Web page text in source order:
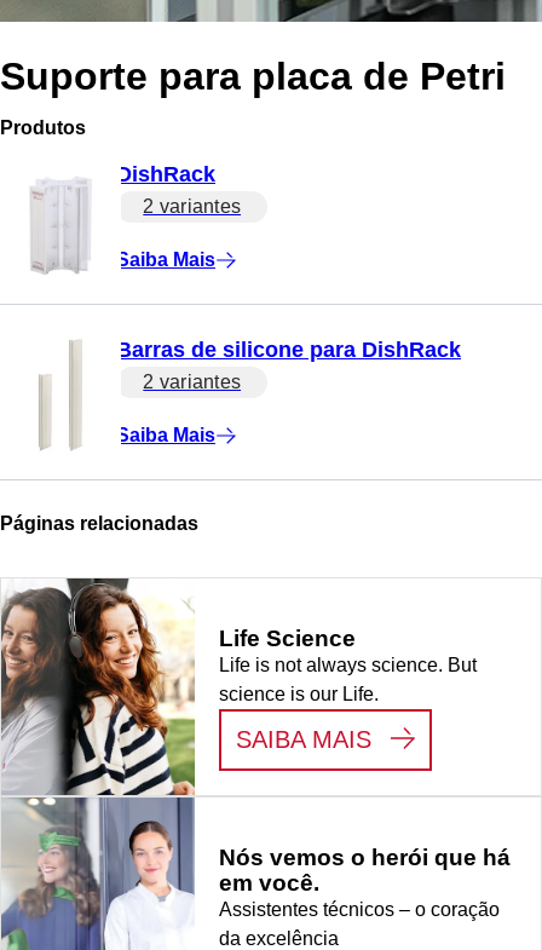
Suporte para placa de Petri
Produtos
DishRack
2 variantes
Saiba Mais
Barras de silicone para DishRack
2 variantes
Saiba Mais
Páginas relacionadas
Life Science
Life is not always science. But
science is our Life.
SAIBA MAIS: LIFE
Nós vemos o herói que há
em você.
Assistentes técnicos – o coração
da excelência